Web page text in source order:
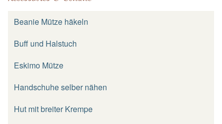
Beanie Mütze häkeln
Buff und Halstuch
Eskimo Mütze
Handschuhe selber nähen
Hut mit breiter Krempe